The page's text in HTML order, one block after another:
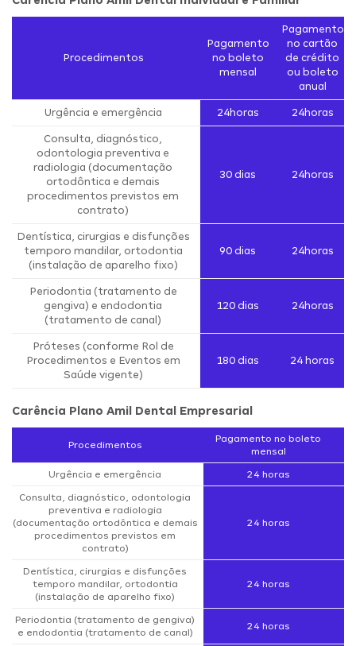
Procedimentos
Pagamento
no boleto
mensal
Pagamento
no cartão
de crédito
ou boleto
anual
Urgência e emergência 24horas 24horas
Consulta, diagnóstico,
odontologia preventiva e
radiologia (documentação
ortodôntica e demais
procedimentos previstos em
contrato)
30 dias 24horas
Dentística, cirurgias e disfunções
temporo mandilar, ortodontia
(instalação de aparelho fixo)
90 dias 24horas
Periodontia (tratamento de
gengiva) e endodontia
(tratamento de canal)
120 dias 24horas
Próteses (conforme Rol de
Procedimentos e Eventos em
Saúde vigente)
180 dias 24 horas
Carência Plano Amil Dental Empresarial
Procedimentos
Pagamento no boleto
mensal
Urgência e emergência 24 horas
Consulta, diagnóstico, odontologia
preventiva e radiologia
(documentação ortodôntica e demais
procedimentos previstos em
contrato)
24 horas
Dentística, cirurgias e disfunções
temporo mandilar, ortodontia
(instalação de aparelho fixo)
24 horas
Periodontia (tratamento de gengiva)
e endodontia (tratamento de canal)
24 horas